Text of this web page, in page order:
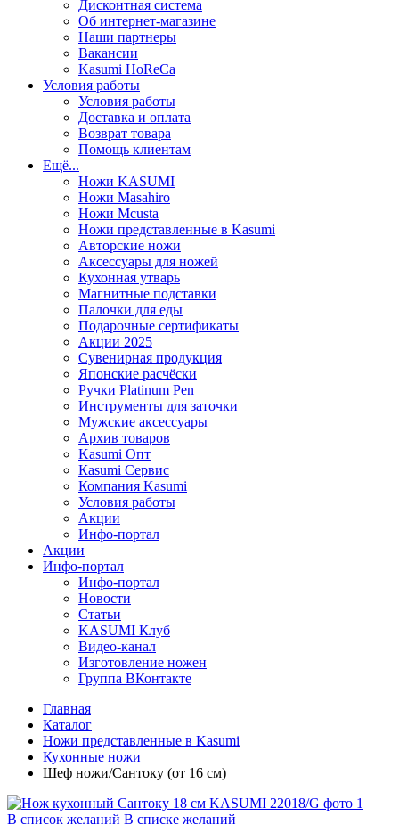
Дисконтная система
Об интернет-магазине
Наши партнеры
Вакансии
Kasumi HoReCa
Условия работы
Условия работы
Доставка и оплата
Возврат товара
Помощь клиентам
Ещё...
Ножи KASUMI
Ножи Masahiro
Ножи Mcusta
Ножи представленные в Kasumi
Авторские ножи
Аксессуары для ножей
Кухонная утварь
Магнитные подставки
Палочки для еды
Подарочные сертификаты
Акции 2025
Сувенирная продукция
Японские расчёски
Ручки Platinum Pen
Инструменты для заточки
Мужские аксессуары
Архив товаров
Kasumi Опт
Кasumi Сервис
Компания Kasumi
Условия работы
Акции
Инфо-портал
Акции
Инфо-портал
Инфо-портал
Новости
Статьи
KASUMI Клуб
Видео-канал
Изготовление ножен
Группа ВКонтакте
Главная
Каталог
Ножи представленные в Kasumi
Кухонные ножи
Шеф ножи/Сантоку (от 16 см)
В список желаний В списке желаний